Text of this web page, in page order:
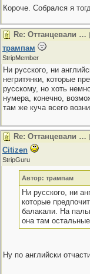
Короче. Собрался я
Re: Оттанцевали … [
трампам
StripMember
Ни русского, ни
негритянки, которые
русскому, но хоть
нумера, конечно,
там же куча всего
Re: Оттанцевали … [
Citizen
StripGuru
Автор: трампам
Ни русского, ни
которые
балакали. На
она там
Ну по английски